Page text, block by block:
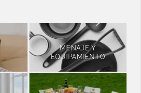
MENAJE Y
EQUIPAMIENTO